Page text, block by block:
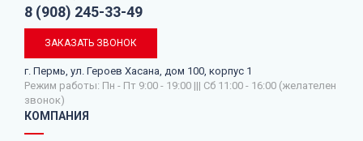
8 (908) 245-33-49
ЗАКАЗАТЬ ЗВОНОК
г. Пермь, ул. Героев Хасана, дом 100, корпус 1
Режим работы: Пн - Пт 9:00 - 19:00 ||| Сб 11:00 - 16:00 (желателен
звонок)
КОМПАНИЯ